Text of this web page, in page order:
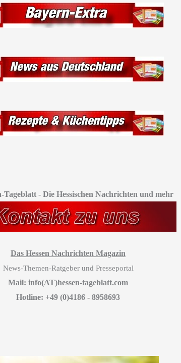
Tageblatt - Die Hessischen Nachrichten und mehr
Das Hessen Nachrichten Magazin
News-Themen-Ratgeber und Presseportal
Mail: info(AT)hessen-tageblatt.com
Hotline: +49 (0)4186 - 8958693